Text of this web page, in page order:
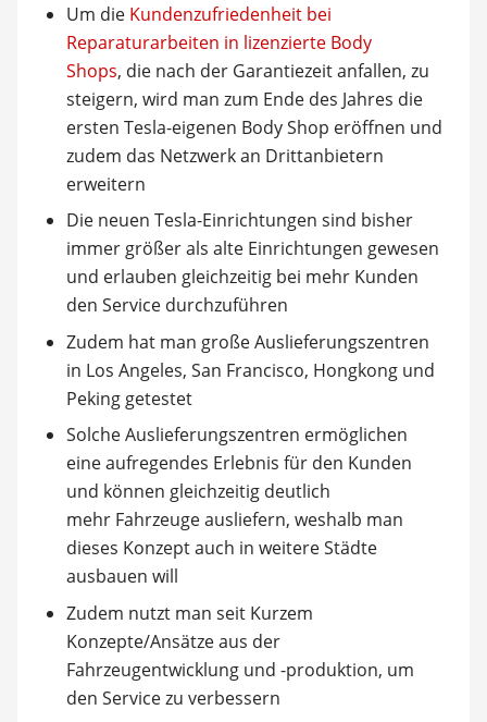
Um die Kundenzufriedenheit bei
Reparaturarbeiten in lizenzierte Body
Shops, die nach der Garantiezeit anfallen, zu
steigern, wird man zum Ende des Jahres die
ersten Tesla-eigenen Body Shop eröffnen und
zudem das Netzwerk an Drittanbietern
erweitern
Die neuen Tesla-Einrichtungen sind bisher
immer größer als alte Einrichtungen gewesen
und erlauben gleichzeitig bei mehr Kunden
den Service durchzuführen
Zudem hat man große Auslieferungszentren
in Los Angeles, San Francisco, Hongkong und
Peking getestet
Solche Auslieferungszentren ermöglichen
eine aufregendes Erlebnis für den Kunden
und können gleichzeitig deutlich
mehr Fahrzeuge ausliefern, weshalb man
dieses Konzept auch in weitere Städte
ausbauen will
Zudem nutzt man seit Kurzem
Konzepte/Ansätze aus der
Fahrzeugentwicklung und -produktion, um
den Service zu verbessern